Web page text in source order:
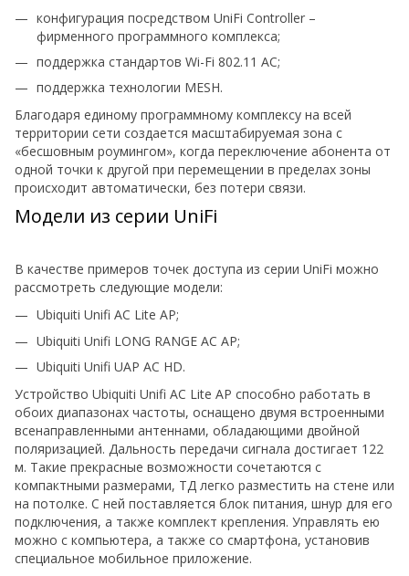
конфигурация посредством UniFi Controller –
фирменного программного комплекса;
поддержка стандартов Wi-Fi 802.11 AC;
поддержка технологии MESH.
Благодаря единому программному комплексу на всей
территории сети создается масштабируемая зона с
«бесшовным роумингом», когда переключение абонента от
одной точки к другой при перемещении в пределах зоны
происходит автоматически, без потери связи.
Модели из серии UniFi
В качестве примеров точек доступа из серии UniFi можно
рассмотреть следующие модели:
Ubiquiti Unifi AC Lite AP;
Ubiquiti Unifi LONG RANGE AC AP;
Ubiquiti Unifi UAP AC HD.
Устройство Ubiquiti Unifi AC Lite AP способно работать в
обоих диапазонах частоты, оснащено двумя встроенными
всенаправленными антеннами, обладающими двойной
поляризацией. Дальность передачи сигнала достигает 122
м. Такие прекрасные возможности сочетаются с
компактными размерами, ТД легко разместить на стене или
на потолке. С ней поставляется блок питания, шнур для его
подключения, а также комплект крепления. Управлять ею
можно с компьютера, а также со смартфона, установив
специальное мобильное приложение.